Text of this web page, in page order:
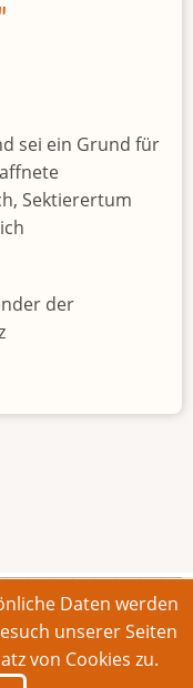
sei ein Grund für
Sektierertum
der
vorbehalten.
Daten werden
unserer Seiten
von Cookies zu.